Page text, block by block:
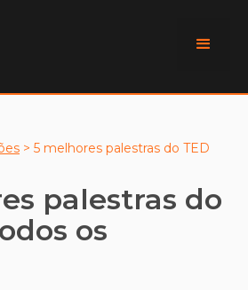
> 5 melhores palestras do TED
palestras do
os